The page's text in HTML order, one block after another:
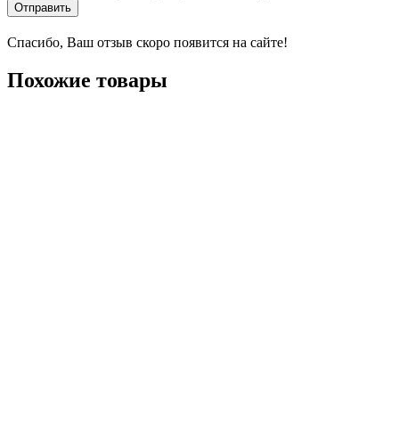
Отправить
Спасибо, Ваш отзыв скоро появится на сайте!
Похожие товары